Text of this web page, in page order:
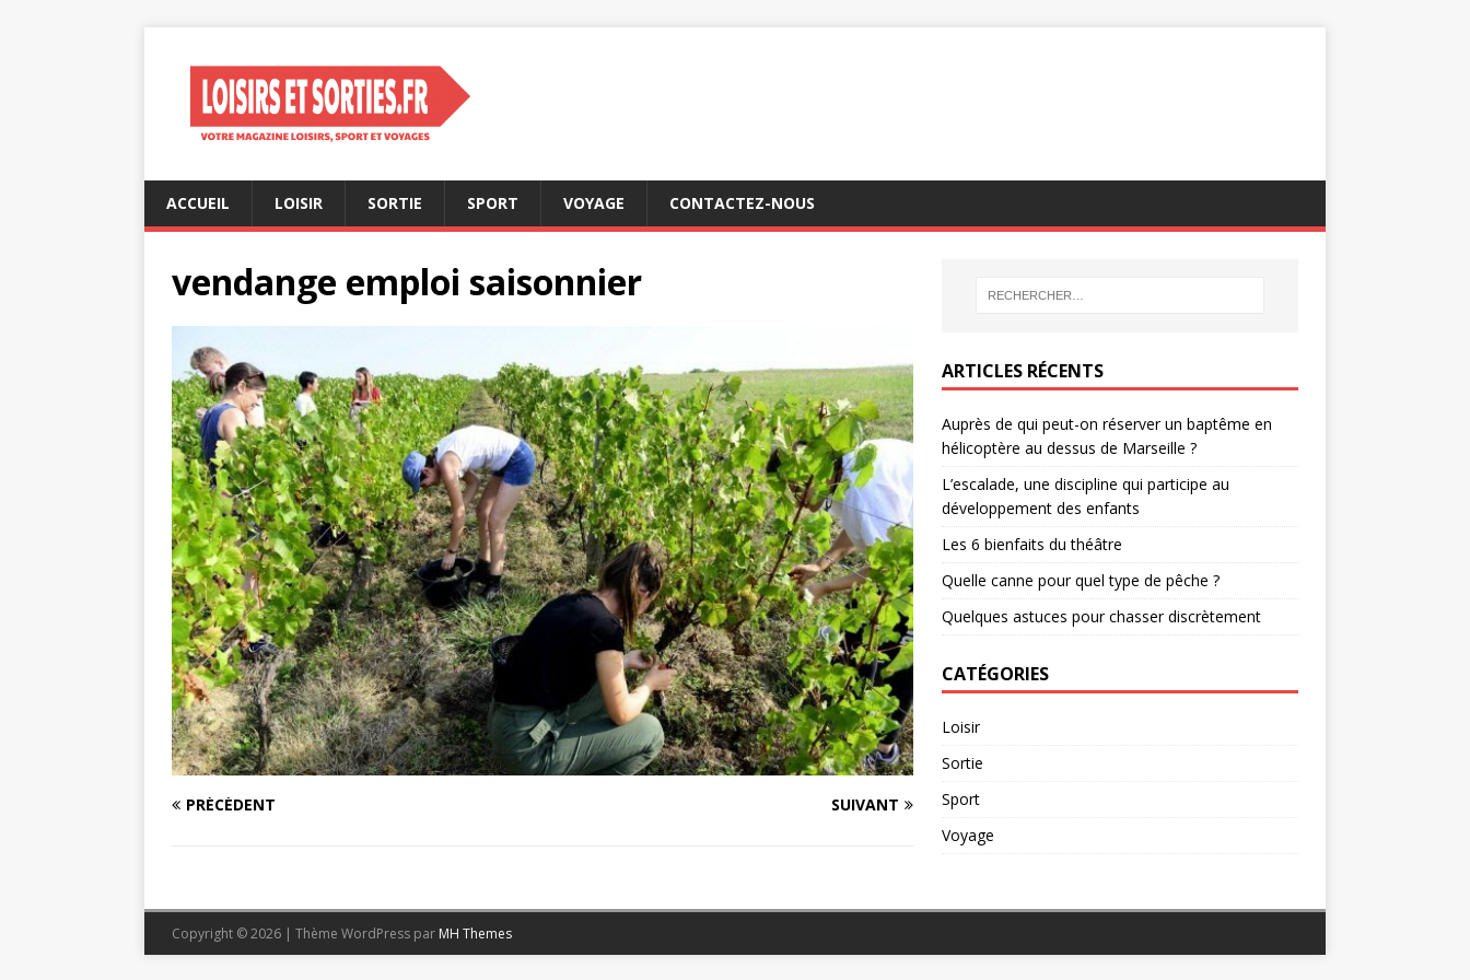
ACCUEIL LOISIR SORTIE SPORT VOYAGE CONTACTEZ-NOUS
vendange emploi saisonnier
PRÉCÉDENT SUIVANT
ARTICLES RÉCENTS
Auprès de qui peut-on réserver un baptême en
hélicoptère au dessus de Marseille ?
L’escalade, une discipline qui participe au
développement des enfants
Les 6 bienfaits du théâtre
Quelle canne pour quel type de pêche ?
Quelques astuces pour chasser discrètement
CATÉGORIES
Loisir
Sortie
Sport
Voyage
Copyright © 2026 | Thème WordPress par MH Themes